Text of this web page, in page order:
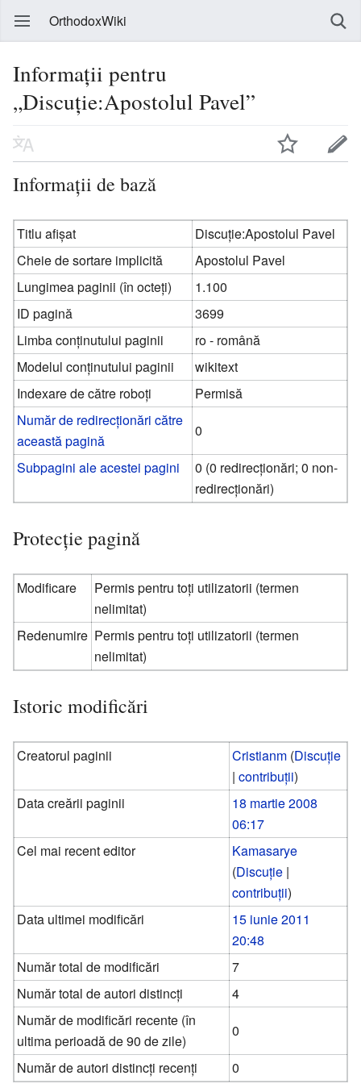
OrthodoxWiki
Informații pentru
„Discuție:Apostolul Pavel”
Informații de bază
Titlu afișat
Discuție:Apostolul Pavel
Cheie de sortare implicită
Apostolul Pavel
Lungimea paginii (în octeți)
1.100
ID pagină
3699
Limba conținutului paginii
ro - română
Modelul conținutului paginii
wikitext
Indexare de către roboți
Permisă
Număr de redirecționări către
această pagină
0
Subpagini ale acestei pagini
0 (0 redirecționări; 0 non-
redirecționări)
Protecție pagină
Modificare
Permis pentru toți utilizatorii (termen
nelimitat)
Redenumire Permis pentru toți utilizatorii (termen
nelimitat)
Istoric modificări
Creatorul paginii Cristianm (Discuție
|contribuții)
Data creării paginii
18 martie 2008
06:17
Cel mai recent editor
Kamasarye
(Discuție |
contribuții)
Data ultimei modificări
15 iunie 2011
20:48
Număr total de modificări
7
Număr total de autori distincți
4
Număr de modificări recente (în
ultima perioadă de 90 de zile)
0
Număr de autori distincți recenți
0